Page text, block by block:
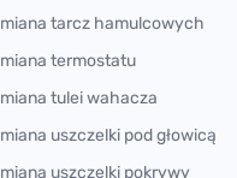
tarcz hamulcowych
termostatu
tulei wahacza
uszczelki pod głowicą
uszczelki pokrywy